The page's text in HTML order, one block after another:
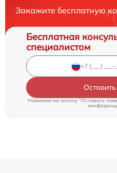
Закажите бесплатную
Бесплатная
специалистом
Нажимая на кнопку "Оставить